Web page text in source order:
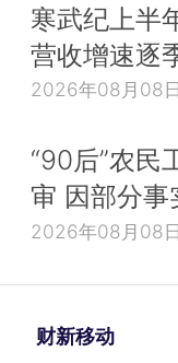
寒武纪上半
营收增速逐
2026年08月08日
“90后”农民
审 因部分事
2026年08月08日
财新移动